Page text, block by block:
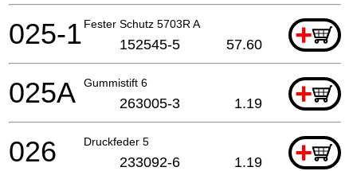
Fester Schutz 5703R A +
025-1 152545-5 57.60
Gummistift 6 +
025A 263005-3 1.19
Druckfeder 5 +
026 233092-6 1.19